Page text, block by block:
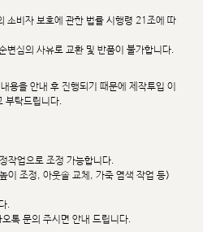
소비자 보호에 관한 법률 시행령 21조에 따
변심의 사유로 교환 및 반품이 불가합니다.
용을 안내 후 진행되기 때문에 제작투입 이
부탁드립니다.
작업으로 조정 가능합니다.
이 조정, 아웃솔 교체, 가죽 염색 작업 등)
.
톡 문의 주시면 안내 드립니다.